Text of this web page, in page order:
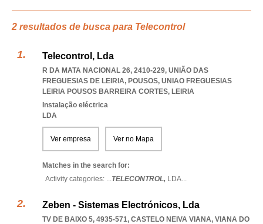
2 resultados de busca para Telecontrol
Telecontrol, Lda
R DA MATA NACIONAL 26, 2410-229, UNIÃO DAS
FREGUESIAS DE LEIRIA, POUSOS, UNIAO FREGUESIAS
LEIRIA POUSOS BARREIRA CORTES, LEIRIA
Instalação eléctrica
LDA
Ver empresa Ver no Mapa
Matches in the search for:
Activity categories: ...TELECONTROL, LDA...
Zeben - Sistemas Electrónicos, Lda
TV DE BAIXO 5, 4935-571, CASTELO NEIVA VIANA, VIANA DO